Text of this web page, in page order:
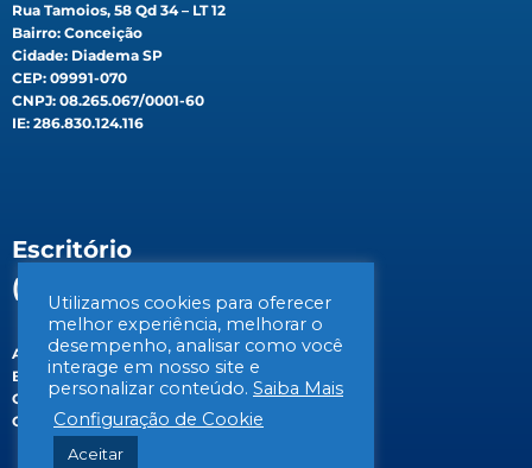
Rua Tamoios, 58 Qd 34 – LT 12
Bairro: Conceição
Cidade: Diadema SP
CEP: 09991-070
CNPJ: 08.265.067/0001-60
IE: 286.830.124.116
Escritório
(Filial)
Av. Gen. Valdomiro de Lima, 647B
Bairro: Jabaquara
Cidade: São Paulo/SP
CEP: 04344-070
Utilizamos cookies para oferecer
melhor experiência, melhorar o
desempenho, analisar como você
interage em nosso site e
personalizar conteúdo. Saiba Mais
Configuração de Cookie
Aceitar